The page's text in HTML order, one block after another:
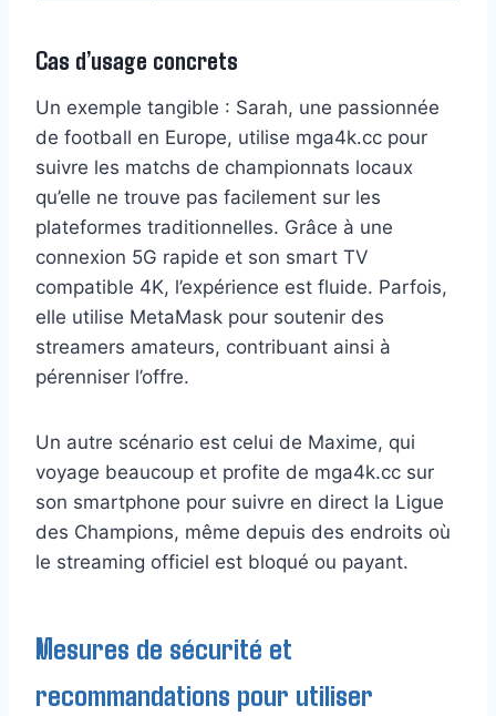
Cas d’usage concrets
Un exemple tangible : Sarah, une passionnée
de football en Europe, utilise mga4k.cc pour
suivre les matchs de championnats locaux
qu’elle ne trouve pas facilement sur les
plateformes traditionnelles. Grâce à une
connexion 5G rapide et son smart TV
compatible 4K, l’expérience est fluide. Parfois,
elle utilise MetaMask pour soutenir des
streamers amateurs, contribuant ainsi à
pérenniser l’offre.
Un autre scénario est celui de Maxime, qui
voyage beaucoup et profite de mga4k.cc sur
son smartphone pour suivre en direct la Ligue
des Champions, même depuis des endroits où
le streaming officiel est bloqué ou payant.
Mesures de sécurité et
recommandations pour utiliser